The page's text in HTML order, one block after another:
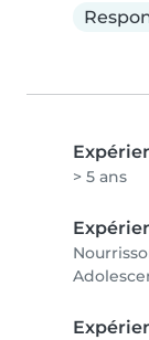
> 5 ans